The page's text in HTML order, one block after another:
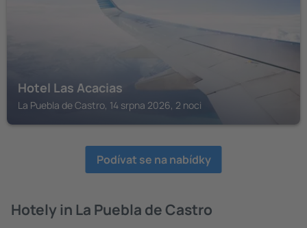
Hotel Las Acacias
La Puebla de Castro, 14 srpna 2026, 2 noci
Podívat se na nabídky
Hotely in La Puebla de Castro